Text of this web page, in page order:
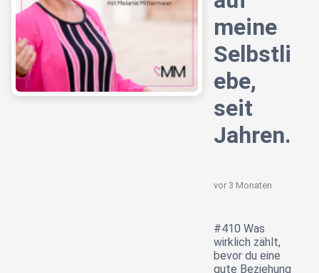
meine
Selbstli
ebe,
seit
Jahren.
vor 3 Monaten
#410 Was
wirklich zählt,
bevor du eine
gute Beziehung